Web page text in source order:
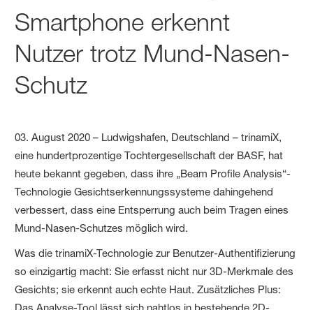
Smartphone erkennt
Nutzer trotz Mund-Nasen-
Schutz
03. August 2020 – Ludwigshafen, Deutschland – trinamiX,
eine hundertprozentige Tochtergesellschaft der BASF, hat
heute bekannt gegeben, dass ihre „Beam Profile Analysis“-
Technologie Gesichtserkennungssysteme dahingehend
verbessert, dass eine Entsperrung auch beim Tragen eines
Mund-Nasen-Schutzes möglich wird.
Was die trinamiX-Technologie zur Benutzer-Authentifizierung
so einzigartig macht: Sie erfasst nicht nur 3D-Merkmale des
Gesichts; sie erkennt auch echte Haut. Zusätzliches Plus:
Das Analyse-Tool lässt sich nahtlos in bestehende 2D-